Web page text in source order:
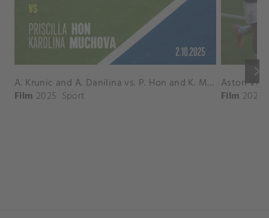
keyboard_arrow_right
A. Krunic and A. Danilina vs. P. Hon and K. Muchova Match Highlights - BEIJING_Capital Group Diamond ( October 02, 2025)
Film 2025 Sport Film 2026